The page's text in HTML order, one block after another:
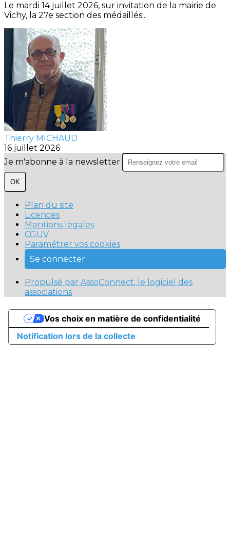
Le mardi 14 juillet 2026, sur invitation de la mairie de
Vichy, la 27e section des médaillés...
Thierry MICHAUD
16 juillet 2026
Je m'abonne à la newsletter
OK
Plan du site
Licences
Mentions légales
CGUV
Paramétrer vos cookies
Se connecter
Propulsé par AssoConnect, le logiciel des
associations
Notification lors de la collecte
Vos choix en matière de confidentialité